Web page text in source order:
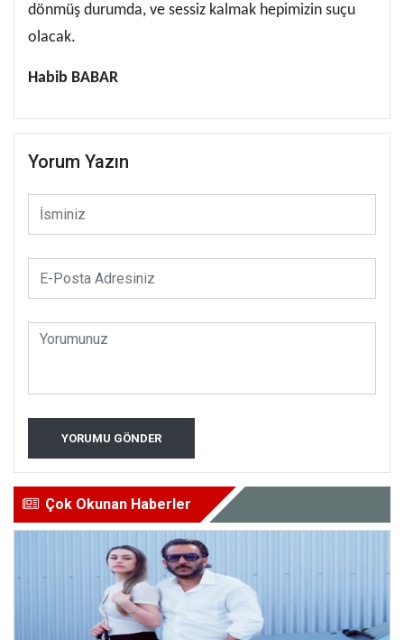
dönmüş durumda, ve sessiz kalmak hepimizin suçu
olacak.
Habib BABAR
Yorum Yazın
YORUMU GÖNDER
Çok Okunan Haberler